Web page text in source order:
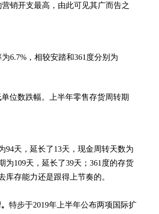
销开支最高，由此可见其广而告之
6.7%，相较安踏和361度分别为
位数跌幅。上半年零售存货周转期
94天，延长了13天，现金周转天数为
为109天，延长了39天；361度的存货
库存能力还是跟得上节奏的。
特步于2019年上半年公布两项国际扩